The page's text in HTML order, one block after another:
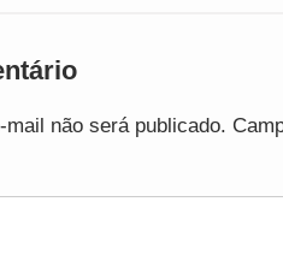
não será publicado.